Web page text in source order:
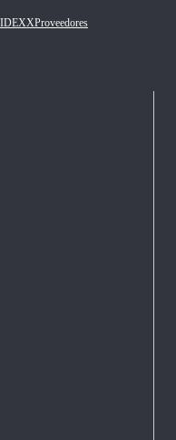
IDEXXProveedores